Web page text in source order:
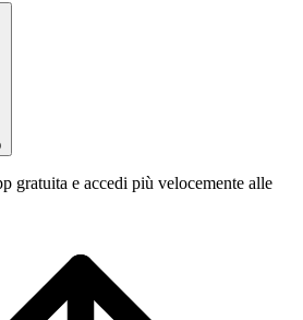
gratuita e accedi più velocemente alle